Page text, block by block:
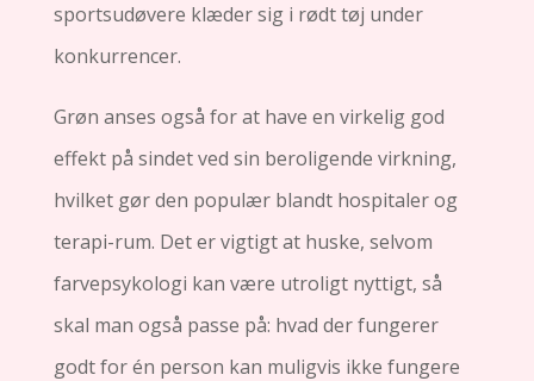
sportsudøvere klæder sig i rødt tøj under
konkurrencer.
Grøn anses også for at have en virkelig god
effekt på sindet ved sin beroligende virkning,
hvilket gør den populær blandt hospitaler og
terapi-rum. Det er vigtigt at huske, selvom
farvepsykologi kan være utroligt nyttigt, så
skal man også passe på: hvad der fungerer
godt for én person kan muligvis ikke fungere